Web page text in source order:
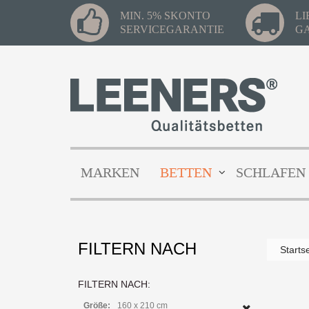
MIN. 5% SKONTO
SERVICEGARANTIE
MARKEN BETTEN SCHLAFEN
FILTERN NACH
FILTERN NACH:
Größe:
160 x 210 cm